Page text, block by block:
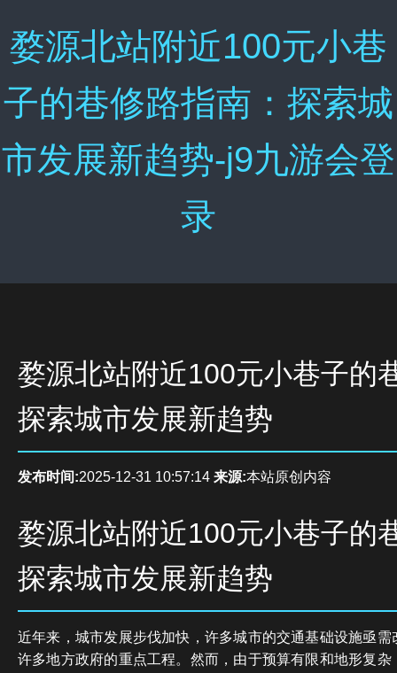
婺源北站附近100元小巷
子的巷修路指南：探索城
市发展新趋势-j9九游会登
录
婺源北站附近100元小巷子的
探索城市发展新趋势
发布时间:2025-12-31 10:57:14 来源:本站原创内容
婺源北站附近100元小巷子的
探索城市发展新趋势
近年来，城市发展步伐加快，许多城市的交通基础设施亟
许多地方政府的重点工程。然而，由于预算有限和地形复